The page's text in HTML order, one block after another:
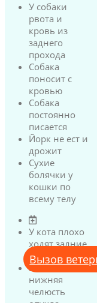
Вызов
У собаки
рвота и
кровь из
заднего
прохода
Собака
поносит с
кровью
Собака
постоянно
писается
Йорк не ест и
дрожит
Сухие
болячки у
кошки по
всему телу
У кота плохо
ходят задние
лапы
У кота
нижняя
челюсть